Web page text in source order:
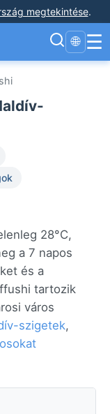
megtekintése.
🌐 ☰
28°C,
a 7 napos
és a
tartozik
város
szigetek,